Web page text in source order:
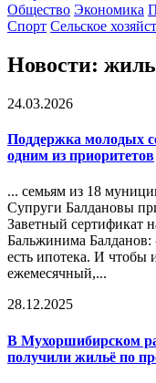
Общество Экономика
Спорт Сельское
Новости:
24.03.2026
Поддержка молодых
одним из приоритетов
... семьям из 18
Супруги Балдановы
Заветный сертификат
Бальжинима
есть ипотека. И чтобы
ежемесячный,...
28.12.2025
В Мухоршибирском
получили жильё по